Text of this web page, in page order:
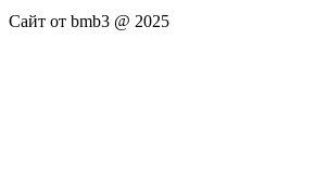
Сайт от bmb3 @ 2025